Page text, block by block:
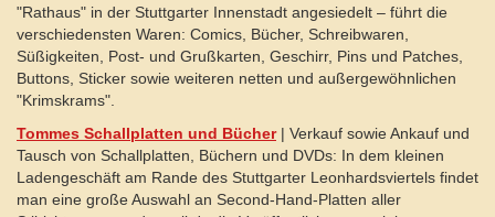
"Rathaus" in der Stuttgarter Innenstadt angesiedelt – führt die
verschiedensten Waren: Comics, Bücher, Schreibwaren,
Süßigkeiten, Post- und Grußkarten, Geschirr, Pins und Patches,
Buttons, Sticker sowie weiteren netten und außergewöhnlichen
"Krimskrams".
Tommes Schallplatten und Bücher| Verkauf sowie Ankauf und
Tausch von Schallplatten, Büchern und DVDs: In dem kleinen
Ladengeschäft am Rande des Stuttgarter Leonhardsviertels findet
man eine große Auswahl an Second-Hand-Platten aller